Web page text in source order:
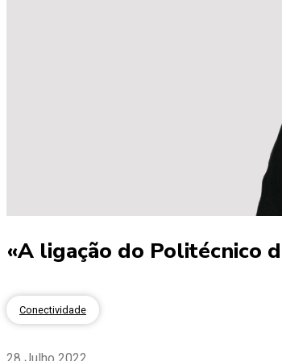
«A ligação do Politécnico
Conectividade